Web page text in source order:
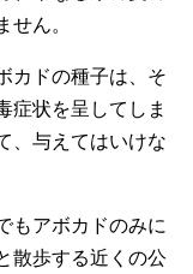
せん。
カドの種子は、そ
症状を呈してしま
、与えてはいけな
もアボカドのみに
散歩する近くの公